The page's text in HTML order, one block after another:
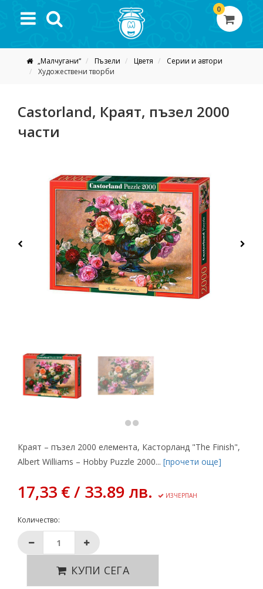
0
„Малчугани“ Пъзели Цветя
Серии и автори
Художествени творби
Castorland, Краят, пъзел 2000
части
Краят – пъзел 2000 елемента, Касторланд "The Finish",
Albert Williams – Hobby Puzzle 2000... [прочети още]
17,33 € / 33.89 лв. ИЗЧЕРПАН
Количество:
КУПИ СЕГА